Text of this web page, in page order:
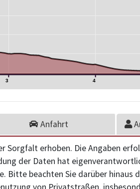
3 4
Anfahrt
Sorgfalt erhoben. Die Angaben
der Daten hat
Bitte beachten Sie darüber